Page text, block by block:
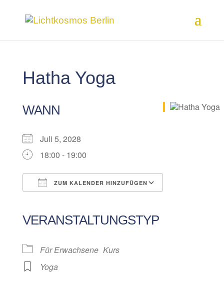
Hatha Yoga
WANN
Juli 5, 2028
18:00 - 19:00
ZUM KALENDER HINZUFÜGEN
VERANSTALTUNGSTYP
Für Erwachsene Kurs
Yoga